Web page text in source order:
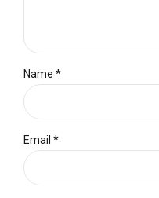
Name *
Email *